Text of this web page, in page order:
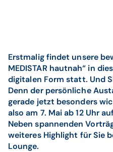
Erstmalig findet unsere
MEDISTAR hautnah“ in
digitalen Form statt. Und
Denn der persönliche
gerade jetzt besonders
also am 7. Mai ab 12 Uhr
Neben spannenden
weiteres Highlight für Sie
Lounge.